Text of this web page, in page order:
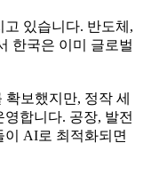
있습니다. 반도체,
한국은 이미 글로벌
보했지만, 정작 세
합니다. 공장, 발전
이 AI로 최적화되면